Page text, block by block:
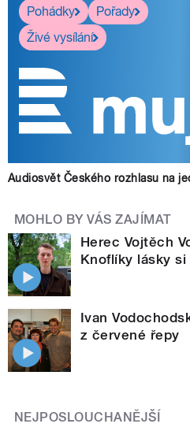
Pohádky
Pořady
Živé vysílání
Audiosvět Českého rozhlasu na
MOHLO BY VÁS ZAJÍMAT
Herec Vojtěch
Knoflíky lásky
Ivan
z červené řepy
NEJPOSLOUCHANĚJŠÍ